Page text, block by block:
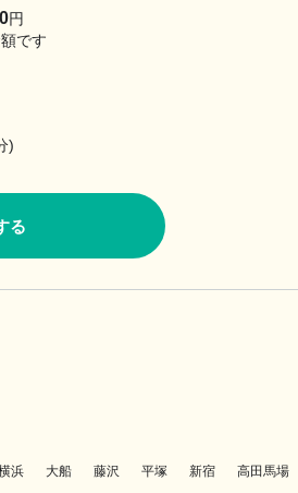
円
です
)
る
浜 大船 藤沢 平塚 新宿 高田馬場